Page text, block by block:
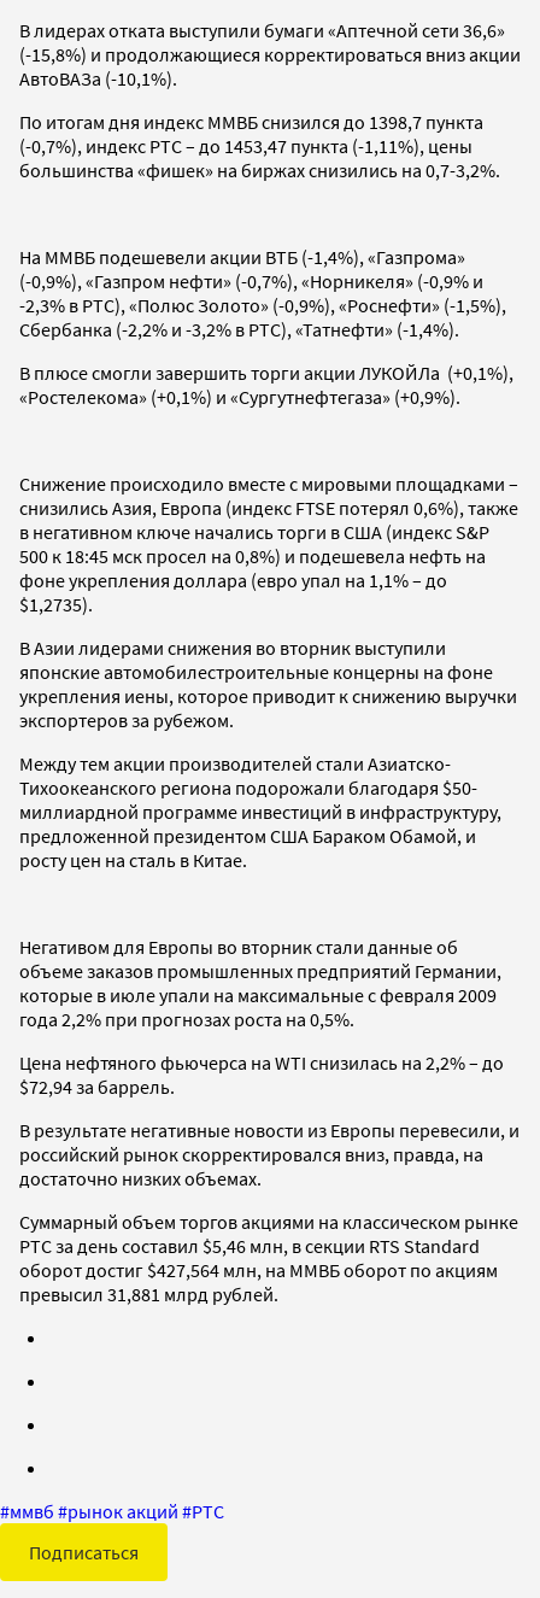
В лидерах отката выступили бумаги «Аптечной сети 36,6»
(-15,8%) и продолжающиеся корректироваться вниз акции
АвтоВАЗа (-10,1%).
По итогам дня индекс ММВБ снизился до 1398,7 пункта
(-0,7%), индекс РТС – до 1453,47 пункта (-1,11%), цены
большинства «фишек» на биржах снизились на 0,7-3,2%.
На ММВБ подешевели акции ВТБ (-1,4%), «Газпрома»
(-0,9%), «Газпром нефти» (-0,7%), «Норникеля» (-0,9% и
-2,3% в РТС), «Полюс Золото» (-0,9%), «Роснефти» (-1,5%),
Сбербанка (-2,2% и -3,2% в РТС), «Татнефти» (-1,4%).
В плюсе смогли завершить торги акции ЛУКОЙЛа (+0,1%),
«Ростелекома» (+0,1%) и «Сургутнефтегаза» (+0,9%).
Снижение происходило вместе с мировыми площадками –
снизились Азия, Европа (индекс FTSE потерял 0,6%), также
в негативном ключе начались торги в США (индекс S&P
500 к 18:45 мск просел на 0,8%) и подешевела нефть на
фоне укрепления доллара (евро упал на 1,1% – до
$1,2735).
В Азии лидерами снижения во вторник выступили
японские автомобилестроительные концерны на фоне
укрепления иены, которое приводит к снижению выручки
экспортеров за рубежом.
Между тем акции производителей стали Азиатско-
Тихоокеанского региона подорожали благодаря $50-
миллиардной программе инвестиций в инфраструктуру,
предложенной президентом США Бараком Обамой, и
росту цен на сталь в Китае.
Негативом для Европы во вторник стали данные об
объеме заказов промышленных предприятий Германии,
которые в июле упали на максимальные с февраля 2009
года 2,2% при прогнозах роста на 0,5%.
Цена нефтяного фьючерса на WTI снизилась на 2,2% – до
$72,94 за баррель.
В результате негативные новости из Европы перевесили, и
российский рынок скорректировался вниз, правда, на
достаточно низких объемах.
Суммарный объем торгов акциями на классическом рынке
РТС за день составил $5,46 млн, в секции RTS Standard
оборот достиг $427,564 млн, на ММВБ оборот по акциям
превысил 31,881 млрд рублей.
#ммвб #рынок акций #РТС
Подписаться